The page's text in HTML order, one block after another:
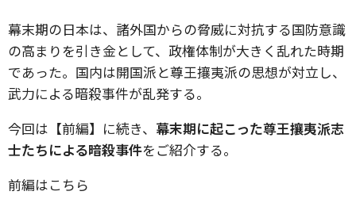
幕末期の日本は、諸外国からの脅威に対抗する国防意識
の高まりを引き金として、政権体制が大きく乱れた時期
であった。国内は開国派と尊王攘夷派の思想が対立し、
武力による暗殺事件が乱発する。
今回は【前編】に続き、 幕末期に起こった尊王攘夷派志
士たちによる暗殺事件をご紹介する。
前編はこちら